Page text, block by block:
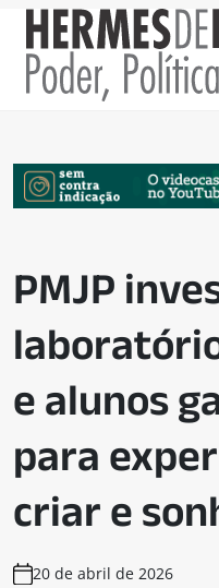
PMJP
e alunos
para
criar e
20 de abril de 2026